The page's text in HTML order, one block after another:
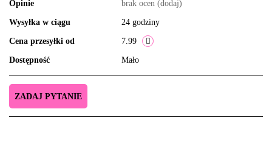
Opinie brak ocen (dodaj)
Wysyłka w ciągu 24 godziny
Cena przesyłki od 7.99
Dostępność Mało
ZADAJ PYTANIE